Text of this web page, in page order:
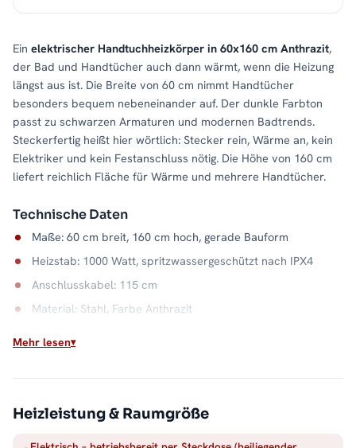
Ein elektrischer Handtuchheizkörper in 60x160 cm Anthrazit,
der Bad und Handtücher auch dann wärmt, wenn die Heizung
längst aus ist. Die Breite von 60 cm nimmt Handtücher
besonders bequem nebeneinander auf. Der dunkle Farbton
passt zu schwarzen Armaturen und modernen Badtrends.
Steckerfertig heißt hier wörtlich: Stecker rein, Wärme an, kein
Elektriker und kein Festanschluss nötig. Die Höhe von 160 cm
liefert reichlich Fläche für Wärme und mehrere Handtücher.
Technische Daten
Maße: 60 cm breit, 160 cm hoch, gerade Bauform
Heizstab: 1000 Watt, spritzwassergeschützt nach IPX4
Anschlusskabel: 115 cm
Material: Stahl, Farbe Anthrazit
Weil der ALPIYA elektrisch arbeitet, bleiben Handtücher auch
Mehr lesen
Heizleistung & Raumgröße